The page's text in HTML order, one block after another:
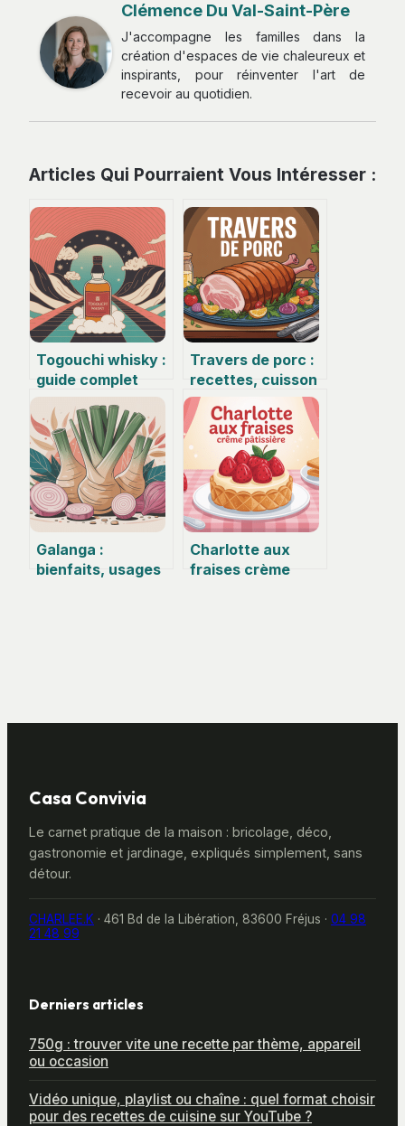
Clémence Du Val-Saint-Père
J'accompagne les familles dans la
création d'espaces de vie chaleureux et
inspirants, pour réinventer l'art de
recevoir au quotidien.
Articles Qui Pourraient Vous Intéresser :
Togouchi whisky :
guide complet
pour comprendre
et choisir cette
curiosité
japonaise
Travers de porc :
recettes, cuisson
au four et au
barbecue
Galanga :
bienfaits, usages
Charlotte aux
fraises crème
Casa Convivia
Le carnet pratique de la maison : bricolage, déco,
gastronomie et jardinage, expliqués simplement, sans
détour.
CHARLEE.K · 461 Bd de la Libération, 83600 Fréjus · 04 98
21 48 99
Derniers articles
750g : trouver vite une recette par thème, appareil
ou occasion
Vidéo unique, playlist ou chaîne : quel format choisir
pour des recettes de cuisine sur YouTube ?